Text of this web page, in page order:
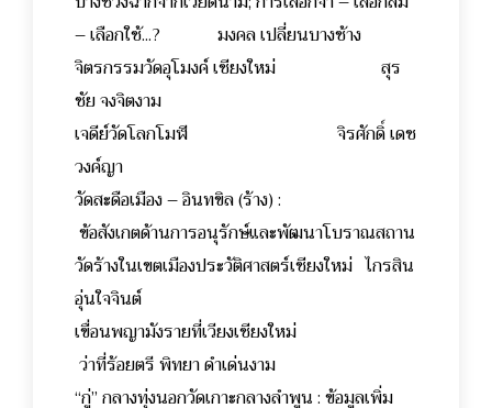
– เลือกใช้...? มงคล เปลี่ยนบางช้าง
จิตรกรรมวัดอุโมงค์ เชียงใหม่ สุร
ชัย จงจิตงาม
เจดีย์วัดโลกโมฬี จิรศักดิ์ เดช
วงค์ญา
วัดสะดือเมือง – อินทขิล (ร้าง) :
ข้อสังเกตด้านการอนุรักษ์และพัฒนาโบราณสถาน
วัดร้างในเขตเมืองประวัติศาสตร์เชียงใหม่ ไกรสิน
อุ่นใจจินต์
เขื่อนพญามังรายที่เวียงเชียงใหม่
ว่าที่ร้อยตรี พิทยา ดำเด่นงาม
“กู่” กลางทุ่งนอกวัดเกาะกลางลำพูน : ข้อมูลเพิ่ม